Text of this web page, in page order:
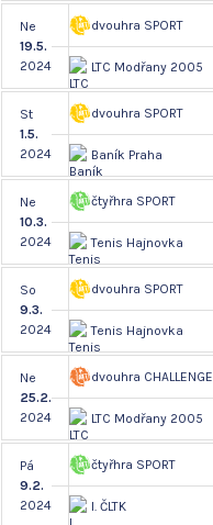
Ne
19.5.
2024
dvouhra SPORT
LTC Modřany 2005
St
1.5.
2024
dvouhra SPORT
Baník Praha
Ne
10.3.
2024
čtyřhra SPORT
Tenis Hajnovka
So
9.3.
2024
dvouhra SPORT
Tenis Hajnovka
Ne
25.2.
2024
dvouhra CHALLENGE
LTC Modřany 2005
Pá
9.2.
2024
čtyřhra SPORT
I. ČLTK